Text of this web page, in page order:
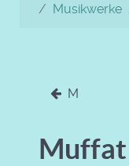
Musikwerke
M
Muffat